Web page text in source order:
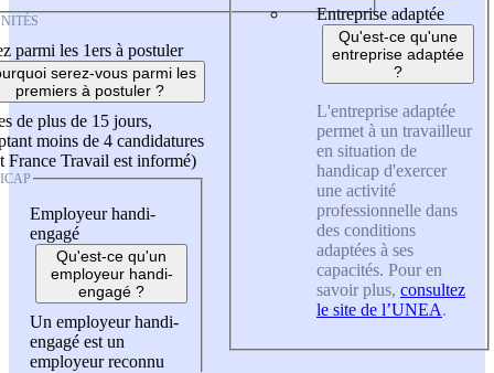
parmi les 1ers à postuler
serez-vous parmi les
premiers à postuler ?
de plus de 15 jours,
moins de 4 candidatures
France Travail est informé)
Employeur handi-
engagé
Qu'est-ce qu'un
employeur handi-
engagé ?
Un employeur handi-
engagé est un
employeur reconnu
Entreprise adaptée
Qu'est-ce qu'une
entreprise adaptée
?
L'entreprise adaptée
permet à un travailleur
en situation de
handicap d'exercer
une activité
professionnelle dans
des conditions
adaptées à ses
capacités. Pour en
savoir plus, consultez
le site de l’UNEA.